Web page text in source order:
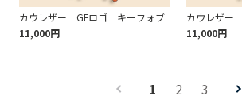
カウレザー GFロゴ キーフォブ
11,000円
カウレザ
11,000円
1 2 3